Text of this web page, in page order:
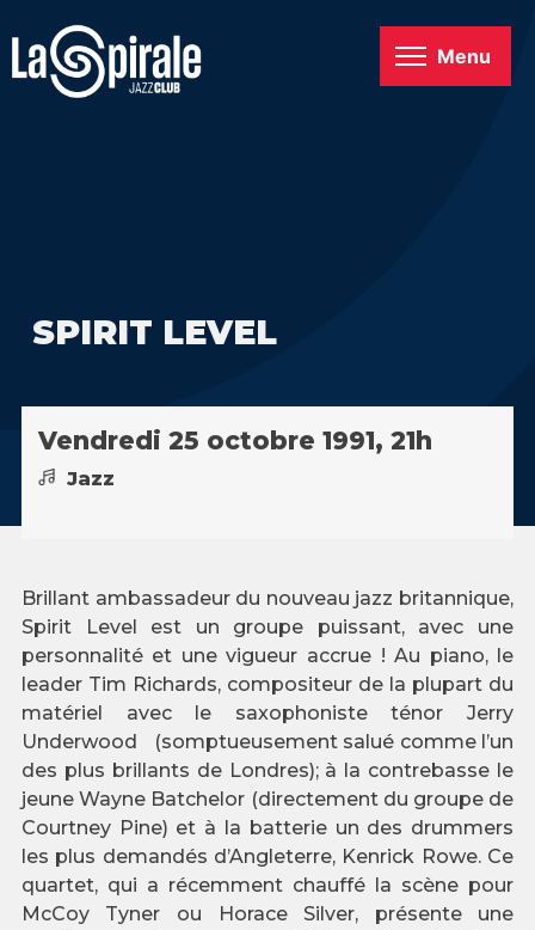
Menu
SPIRIT LEVEL
Vendredi 25 octobre 1991, 21h
Jazz
Brillant ambassadeur du nouveau jazz britannique,
Spirit Level est un groupe puissant, avec une
personnalité et une vigueur accrue ! Au piano, le
leader Tim Richards, compositeur de la plupart du
matériel avec le saxophoniste ténor Jerry
Underwood (somptueusement salué comme l’un
des plus brillants de Londres); à la contrebasse le
jeune Wayne Batchelor (directement du groupe de
Courtney Pine) et à la batterie un des drummers
les plus demandés d’Angleterre, Kenrick Rowe. Ce
quartet, qui a récemment chauffé la scène pour
McCoy Tyner ou Horace Silver, présente une